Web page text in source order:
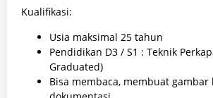
Kualifikasi:
Usia maksimal 25 tahun
Pendidikan D3 / S1 : Teknik
Graduated)
Bisa membaca, membuat gambar